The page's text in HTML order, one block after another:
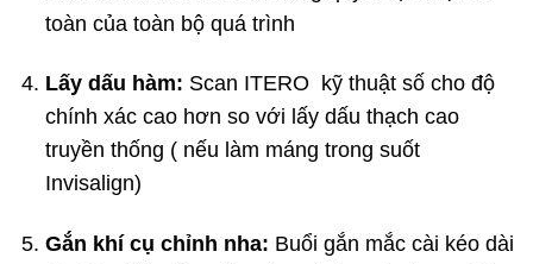
toàn của toàn bộ quá trình
Lấy dấu hàm: Scan ITERO kỹ thuật số cho độ
chính xác cao hơn so với lấy dấu thạch cao
truyền thống ( nếu làm máng trong suốt
Invisalign)
Gắn khí cụ chỉnh nha: Buổi gắn mắc cài kéo dài